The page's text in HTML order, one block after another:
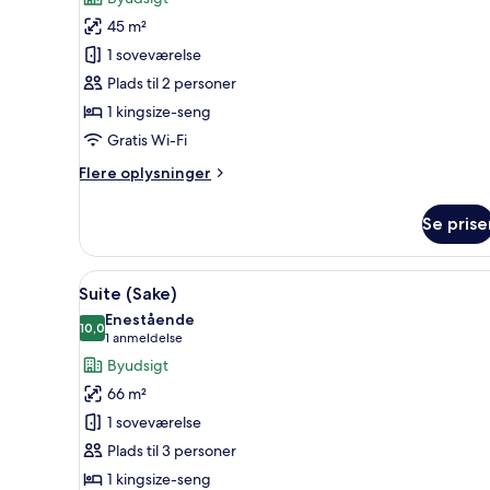
Junior-
suite
(Zen
Skyline)
45 m²
1 soveværelse
Plads til 2 personer
1 kingsize-seng
Gratis Wi-Fi
Flere oplysninger
Flere
suite
(Zen
Skyline)
Se
Indlæs
alle
billeder
af
Suite
(Sake)
Et hotelværelse med en stor
6
Suite (Sake)
10,010,0 ud af 10
Enestående
1 anmeldelse
(1
anmeldelse)
Byudsigt
66 m²
1 soveværelse
Plads til 3 personer
1 kingsize-seng